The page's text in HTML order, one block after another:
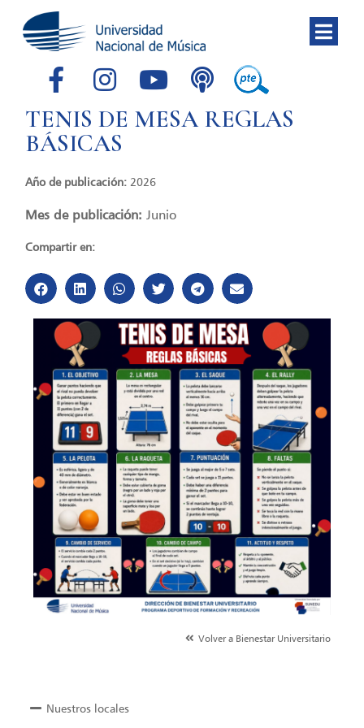
TENIS DE MESA REGLAS
BÁSICAS
Año de publicación: 2026
Mes de publicación:Junio
Compartir en:
Volver a Bienestar Universitario
Nuestros locales